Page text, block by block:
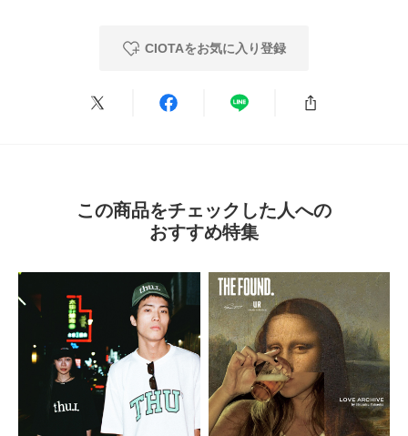
CIOTAをお気に入り登録
この商品をチェックした人への
おすすめ特集